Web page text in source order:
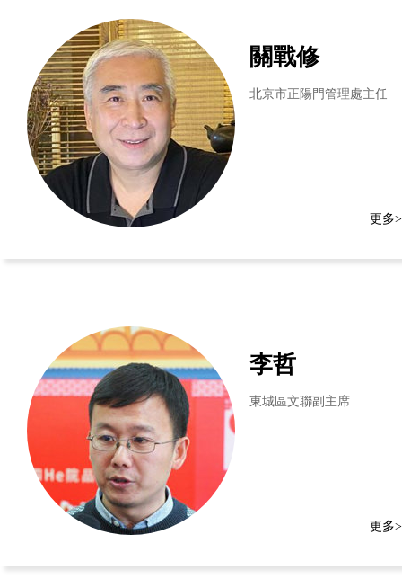
關戰修
北京市正陽門管理處主任
更多
李哲
東城區文聯副主席
更多